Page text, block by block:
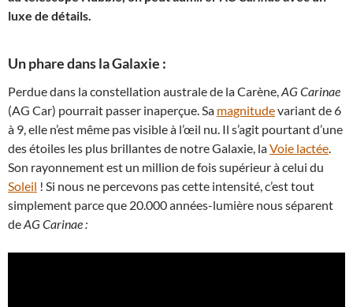
luxe de détails.
Un phare dans la Galaxie :
Perdue dans la constellation australe de la Carène,AG Carinae
(AG Car) pourrait passer inaperçue. Sa magnitudevariant de 6
à 9, elle n’est même pas visible à l’œil nu. Il s’agit pourtant d’une
des étoiles les plus brillantes de notre Galaxie, laVoie lactée.
Son rayonnement est un million de fois supérieur à celui du
Soleil ! Si nous ne percevons pas cette intensité, c’est tout
simplement parce que 20.000 années-lumière nous séparent
deAG Carinae :